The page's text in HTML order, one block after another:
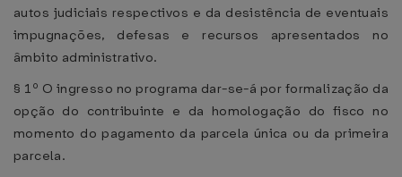
autos judiciais respectivos e da desistência de eventuais
impugnações, defesas e recursos apresentados no
âmbito administrativo.
§ 1º O ingresso no programa dar-se-á por formalização da
opção do contribuinte e da homologação do fisco no
momento do pagamento da parcela única ou da primeira
parcela.